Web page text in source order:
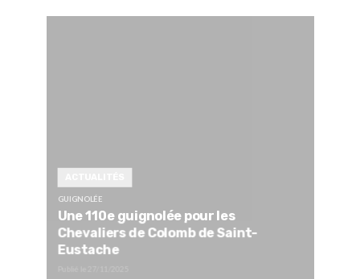
GUIGNOLÉE
Une 110e guignolée pour les
Chevaliers de Colomb de Saint-
Eustache